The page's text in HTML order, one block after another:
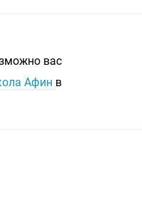
вас
Афин в